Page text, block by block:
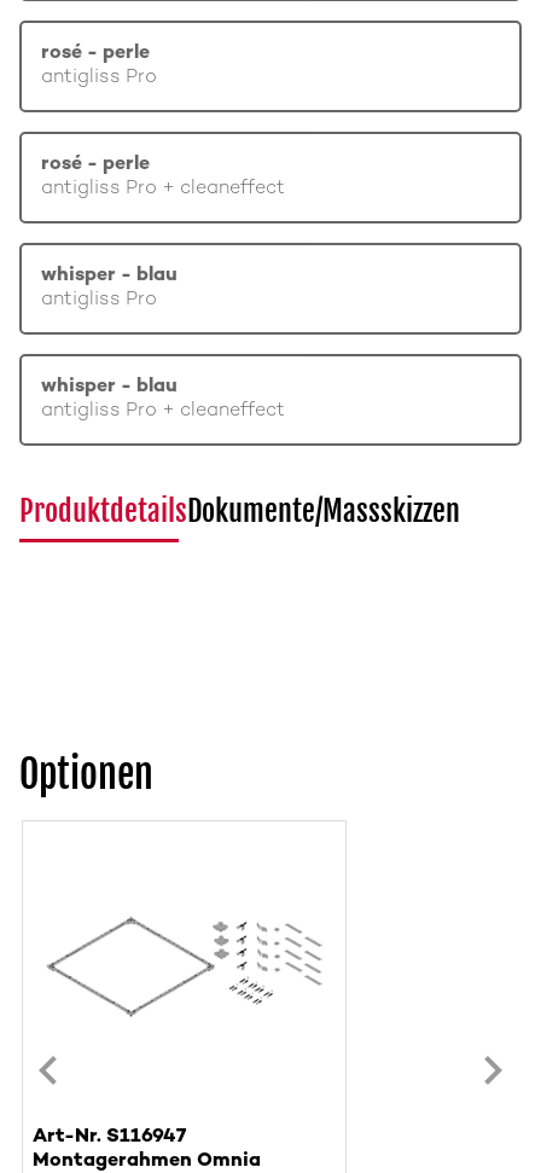
rosé - perle
antigliss Pro
rosé - perle
antigliss Pro + cleaneffect
whisper - blau
antigliss Pro
whisper - blau
antigliss Pro + cleaneffect
ProduktdetailsDokumente/Massskizzen
Optionen
Art-Nr. S116947
Montagerahmen Omnia